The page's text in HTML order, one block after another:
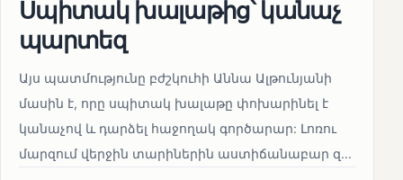
Սպիտակ խալաթից՝ կանաչ
պարտեզ
Այս պատմությունը բժշկուհի Աննա Ալթունյանի
մասին է, որը սպիտակ խալաթը փոխարինել է
կանաչով և դարձել հաջողակ գործարար: Լոռու
մարզում վերջին տարիներին աստիճանաբար զ...